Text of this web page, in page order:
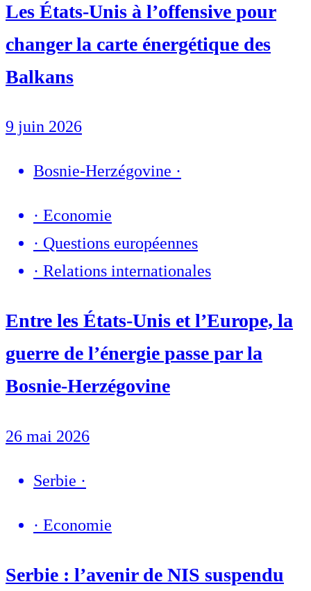
Les États-Unis à l’offensive pour
changer la carte énergétique des
Balkans
9 juin 2026
Bosnie-Herzégovine ·
· Economie
· Questions européennes
· Relations internationales
Entre les États-Unis et l’Europe, la
guerre de l’énergie passe par la
Bosnie-Herzégovine
26 mai 2026
Serbie ·
· Economie
Serbie : l’avenir de NIS suspendu